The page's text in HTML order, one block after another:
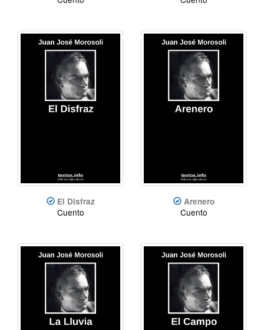
El Disfraz
Cuento
Arenero
Cuento